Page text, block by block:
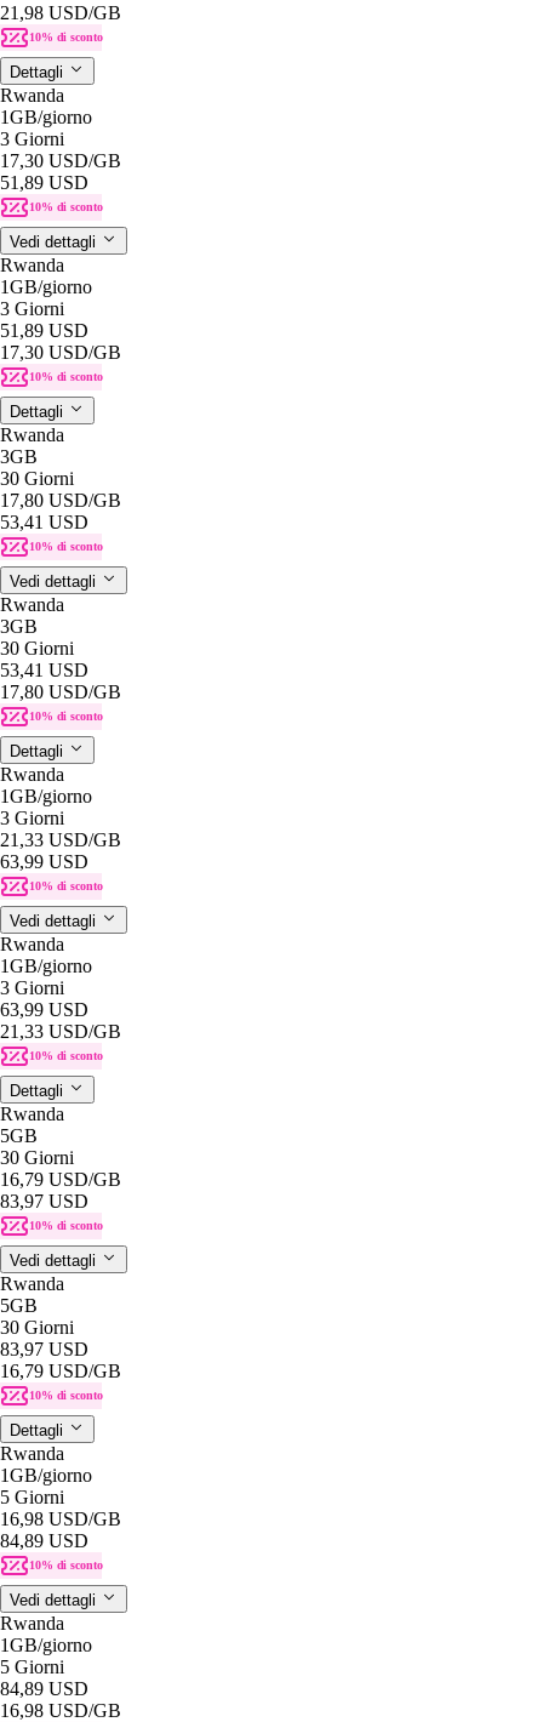
21,98 USD/GB
10% di sconto
Dettagli
Rwanda
1GB/giorno
3 Giorni
17,30 USD/GB
51,89 USD
10% di sconto
Vedi dettagli
Rwanda
1GB/giorno
3 Giorni
51,89 USD
17,30 USD/GB
10% di sconto
Dettagli
Rwanda
3GB
30 Giorni
17,80 USD/GB
53,41 USD
10% di sconto
Vedi dettagli
Rwanda
3GB
30 Giorni
53,41 USD
17,80 USD/GB
10% di sconto
Dettagli
Rwanda
1GB/giorno
3 Giorni
21,33 USD/GB
63,99 USD
10% di sconto
Vedi dettagli
Rwanda
1GB/giorno
3 Giorni
63,99 USD
21,33 USD/GB
10% di sconto
Dettagli
Rwanda
5GB
30 Giorni
16,79 USD/GB
83,97 USD
10% di sconto
Vedi dettagli
Rwanda
5GB
30 Giorni
83,97 USD
16,79 USD/GB
10% di sconto
Dettagli
Rwanda
1GB/giorno
5 Giorni
16,98 USD/GB
84,89 USD
10% di sconto
Vedi dettagli
Rwanda
1GB/giorno
5 Giorni
84,89 USD
16,98 USD/GB